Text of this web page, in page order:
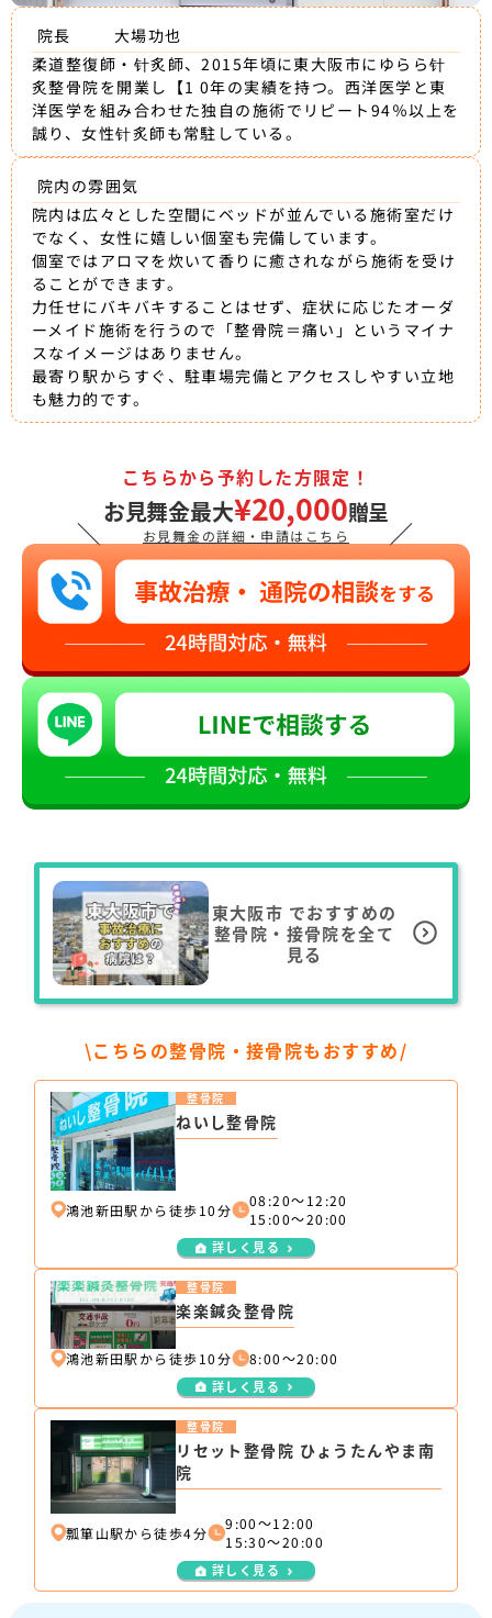
院長
大場功也
柔道整復師・针炙師、2015年頃に東大阪市にゆらら针
炙整骨院を開業し【1 0年の実績を持つ。西洋医学と東
洋医学を組み合わせた独自の施術でリピート94％以上を
誠り、女性针炙師も常駐している。
院内の雰囲気
院内は広々とした空間にベッドが並んでいる施術室だけ
でなく、女性に嬉しい個室も完備しています。
個室ではアロマを炊いて香りに癒されながら施術を受け
ることができます。
力任せにバキバキすることはせず、症状に応じたオーダ
ーメイド施術を行うので「整骨院＝痛い」というマイナ
スなイメージはありません。
最寄り駅からすぐ、駐車場完備とアクセスしやすい立地
も魅力的です。
＼
こちらから予約した方限定！
お見舞金最大¥20,000贈呈
お見舞金の詳細・申請はこちら ／
東大阪市 でおすすめの
整骨院・接骨院を全て
見る
\こちらの整骨院・接骨院もおすすめ/
ねいし整骨院
整骨院
鴻池新田駅から徒歩10分
08:20～12:20
15:00～20:00
詳しく見る
楽楽鍼灸整骨院
整骨院
鴻池新田駅から徒歩10分 8:00～20:00
詳しく見る
リセット整骨院 ひょうたんやま南
院
整骨院
瓢箪山駅から徒歩4分
9:00～12:00
15:30～20:00
詳しく見る